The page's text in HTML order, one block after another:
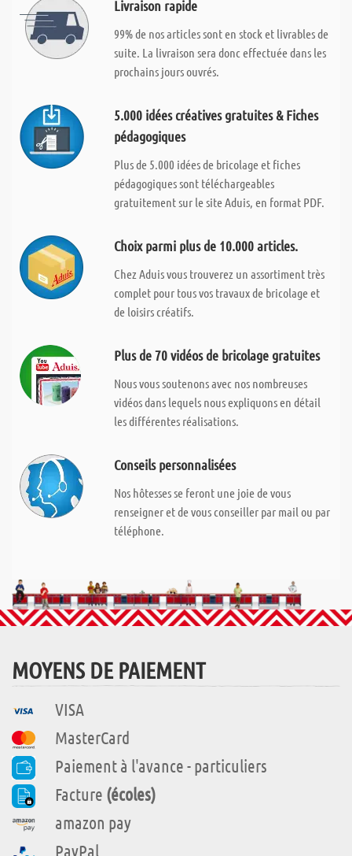
Livraison rapide
99% de nos articles sont en stock et livrables de
suite. La livraison sera donc effectuée dans les
prochains jours ouvrés.
5.000 idées créatives gratuites & Fiches
pédagogiques
Plus de 5.000 idées de bricolage et fiches
pédagogiques sont téléchargeables
gratuitement sur le site Aduis, en format PDF.
Choix parmi plus de 10.000 articles.
Chez Aduis vous trouverez un assortiment très
complet pour tous vos travaux de bricolage et
de loisirs créatifs.
Plus de 70 vidéos de bricolage gratuites
Nous vous soutenons avec nos nombreuses
vidéos dans lequels nous expliquons en détail
les différentes réalisations.
Conseils personnalisées
Nos hôtesses se feront une joie de vous
renseigner et de vous conseiller par mail ou par
téléphone.
MOYENS DE PAIEMENT
VISA
MasterCard
Paiement à l'avance - particuliers
Facture (écoles)
amazon pay
PayPal